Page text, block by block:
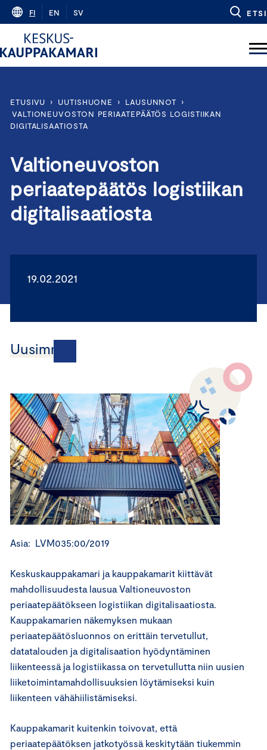
Skip
content
FI EN SV ETSI
ETUSIVU › UUTISHUONE › LAUSUNNOT
›
VALTIONEUVOSTON PERIAATEPÄÄTÖS LOGISTIIKAN
DIGITALISAATIOSTA
Valtioneuvoston
periaatepäätös logistiikan
digitalisaatiosta
19.02.2021
Uusimmat
Asia: LVM035:00/2019
Keskuskauppakamari ja kauppakamarit kiittävät
mahdollisuudesta lausua Valtioneuvoston
periaatepäätökseen logistiikan digitalisaatiosta.
Kauppakamarien näkemyksen mukaan
periaatepäätösluonnos on erittäin tervetullut,
datatalouden ja digitalisaation hyödyntäminen
liikenteessä ja logistiikassa on tervetullutta niin uusien
liiketoimintamahdollisuuksien löytämiseksi kuin
liikenteen vähähiilistämiseksi.
Kauppakamarit kuitenkin toivovat, että
periaatepäätöksen jatkotyössä keskitytään tiukemmin